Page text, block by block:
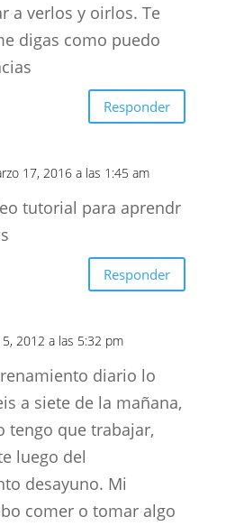
a verlos y oirlos. Te
digas como puedo
Responder
17, 2016 a las 1:45 am
tutorial para aprendr
Responder
2012 a las 5:32 pm
diario lo
a siete de la mañana,
tengo que trabajar,
luego del
desayuno. Mi
comer o tomar algo